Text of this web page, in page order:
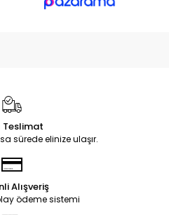
Teslimat
sürede elinize ulaşır.
Alışveriş
ödeme sistemi